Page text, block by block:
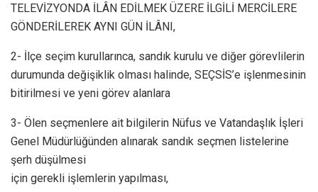
TELEVİZYONDA İLÂN EDİLMEK ÜZERE İLGİLİ MERCİLERE
GÖNDERİLEREK AYNI GÜN İLÂNI,
2- İlçe seçim kurullarınca, sandık kurulu ve diğer görevlilerin
durumunda değişiklik olması halinde, SEÇSİS’e işlenmesinin
bitirilmesi ve yeni görev alanlara
3- Ölen seçmenlere ait bilgilerin Nüfus ve Vatandaşlık İşleri
Genel Müdürlüğünden alınarak sandık seçmen listelerine
şerh düşülmesi
için gerekli işlemlerin yapılması,